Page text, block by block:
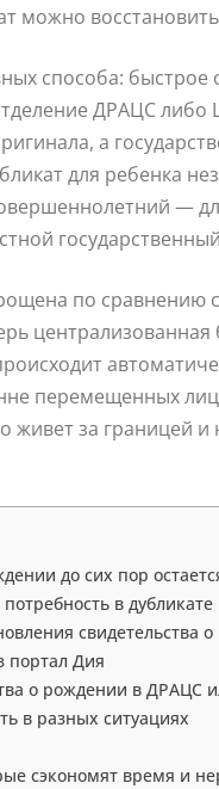
можно
способа:
ДРАЦС либо
а
для ребенка
—
по сравнению
перемещенных
живет за границей
до сих пор
в дубликате
свидетельства
портал Дия
о рождении в ДРАЦС
в разных ситуациях
сэкономят время и